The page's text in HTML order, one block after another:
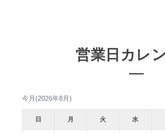
営業日カレ
今月(2026年8月)
日 月 火 水